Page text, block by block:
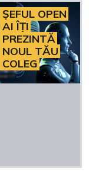
ȘEFUL OPEN
AI ÎȚI
PREZINTĂ
NOUL TĂU
COLEG